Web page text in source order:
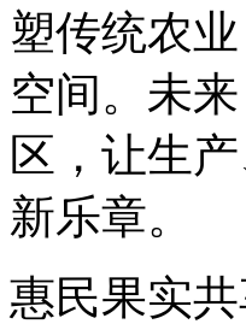
塑传统农
空间。未
区，让生
新乐章。
惠民果实共